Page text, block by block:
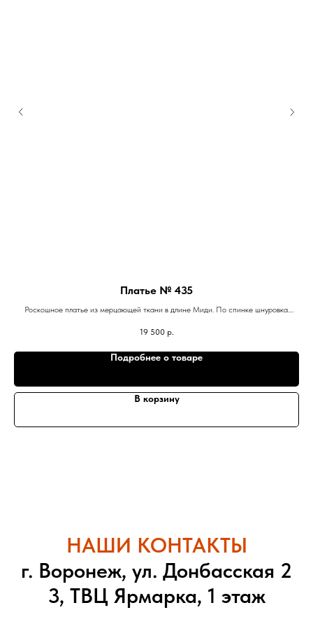
Платье № 435
Роскошное платье из мерцающей ткани в длине Миди. По спинке шнуровка.
19 500 р.
Подробнее о товаре
В корзину
НАШИ КОНТАКТЫ
г. Воронеж, ул. Донбасская 2
3, ТВЦ Ярмарка, 1 этаж